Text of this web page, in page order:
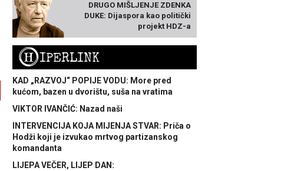
DRUGO MIŠLJENJE ZDENKA
DUKE: Dijaspora kao politički
projekt HDZ-a
HIPERLINK
KAD „RAZVOJ“ POPIJE VODU: More pred
kućom, bazen u dvorištu, suša na vratima
VIKTOR IVANČIĆ: Nazad naši
INTERVENCIJA KOJA MIJENJA STVAR: Priča o
Hodži koji je izvukao mrtvog partizanskog
komandanta
LIJEPA VEČER, LIJEP DAN: